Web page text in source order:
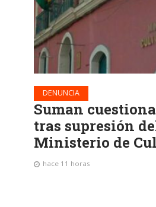
DENUNCIA
Suman
tras supresión
Ministerio de
hace 11 horas